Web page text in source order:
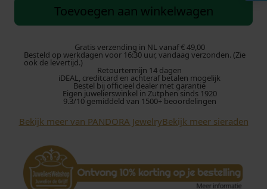
n
r
a
e
d
l
l
d
Toevoegen aan winkelwagen
Gratis verzending in NL vanaf € 49,00
Besteld op werkdagen voor 16:30 uur, vandaag verzonden. (Zie
ook de levertijd.)
Retourtermijn 14 dagen
iDEAL, creditcard en achteraf betalen mogelijk
Bestel bij officieel dealer met garantie
Eigen juwelierswinkel in Zutphen sinds 1920
9.3/10 gemiddeld van 1500+ beoordelingen
Bekijk meer van PANDORA JewelryBekijk meer sieraden